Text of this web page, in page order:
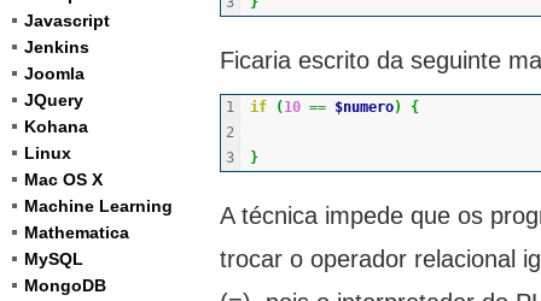
Javascript
Jenkins
Joomla
JQuery
Kohana
Linux
Mac OS X
Machine Learning
Mathematica
MySQL
MongoDB
Ficaria escrito da seguinte
1
2
if ( 10 == $numero) {
}
A técnica impede que os
trocar o operador relacional